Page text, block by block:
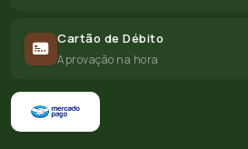
Cartão de Débito
Aprovação na hora